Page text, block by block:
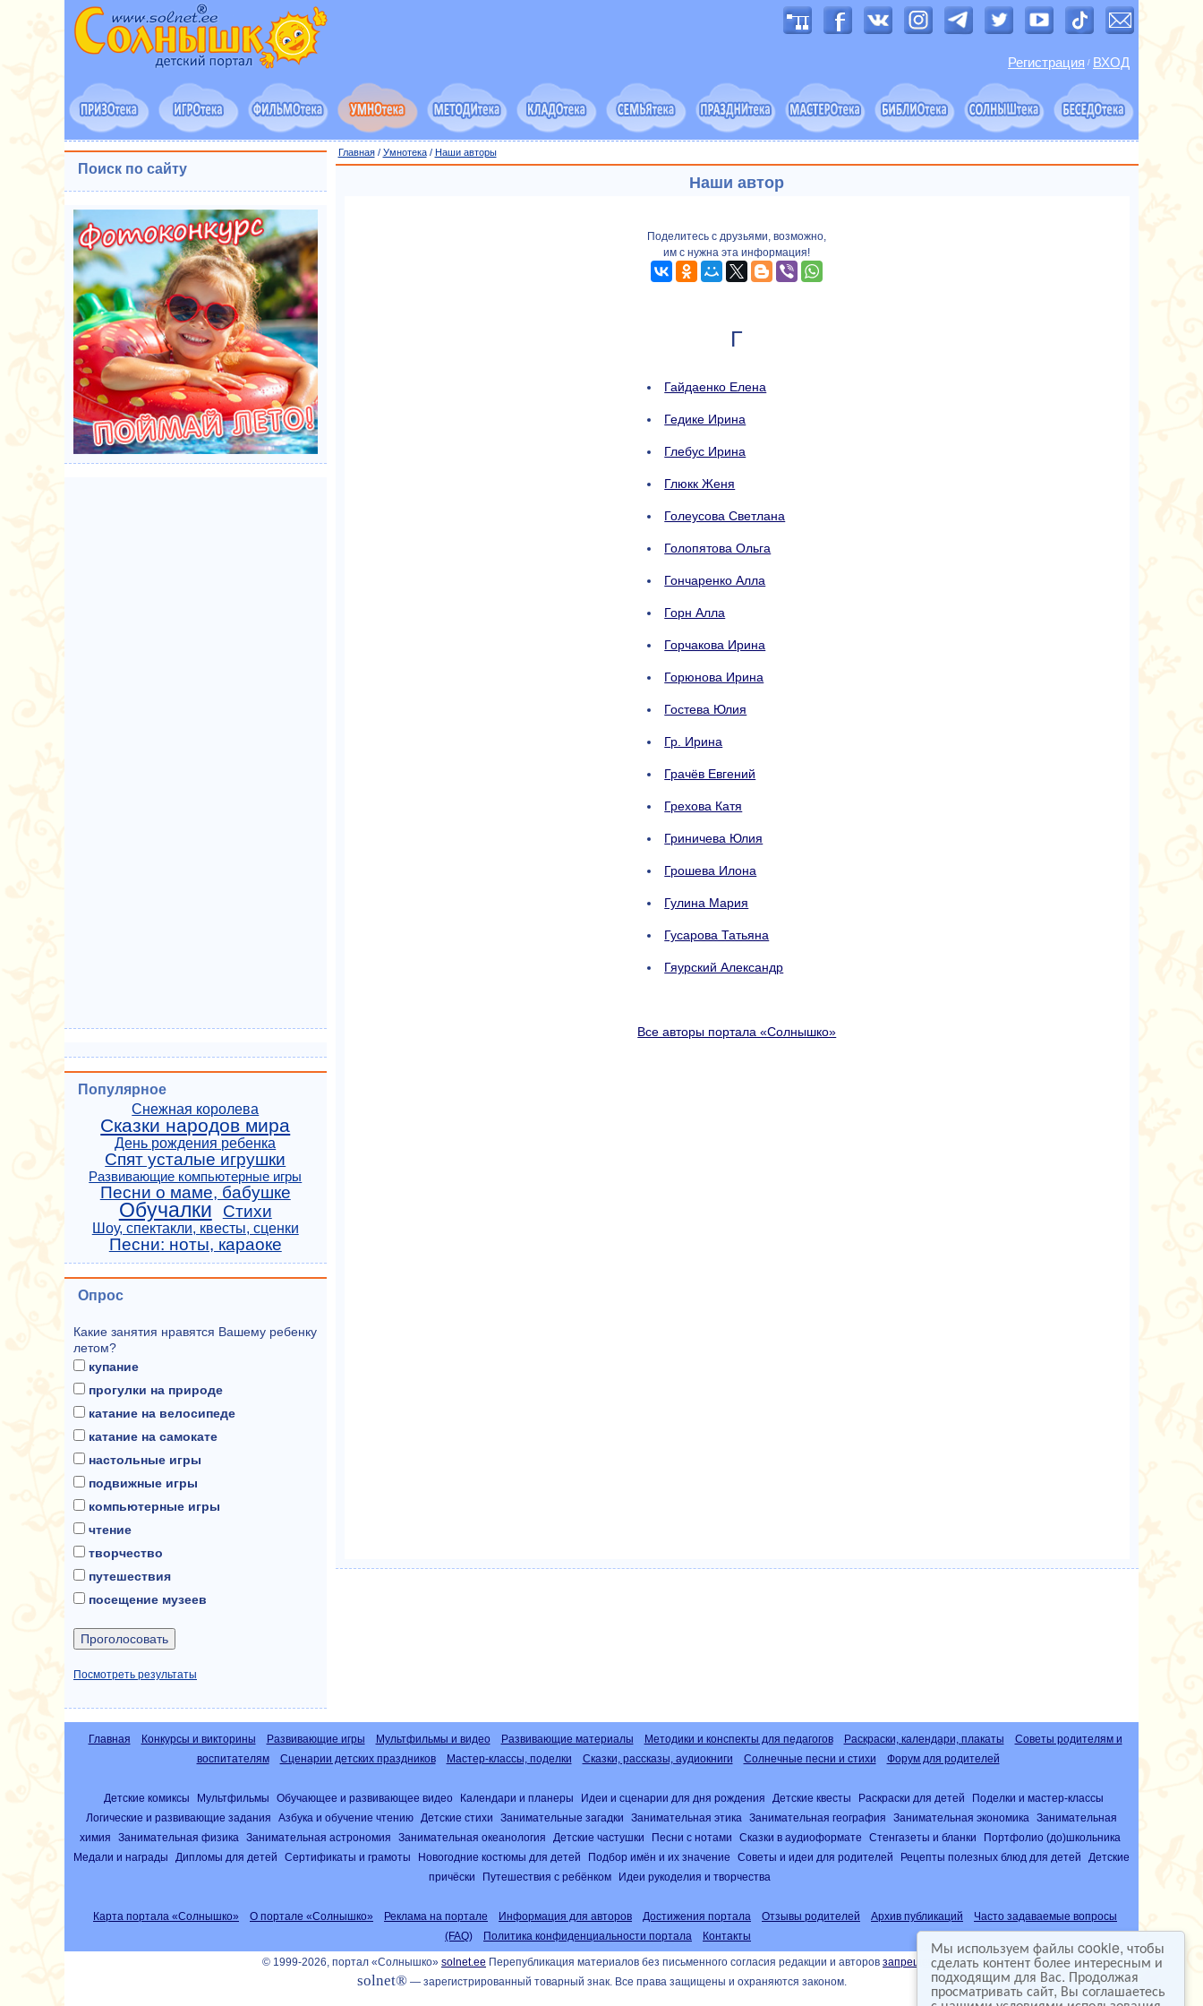
Мы используем файлы cookie, чтобы
сделать контент более интересным и
подходящим для Вас. Продолжая
просматривать сайт, Вы соглашаетесь
Регистрация / ВХОД
Главная/ Умнотека/ Наши авторы
Наши автор
Поделитесь с друзьями, возможно,
им с нужна эта информация!
Г
Гайдаенко Елена
Гедике Ирина
Глебус Ирина
Глюкк Женя
Голеусова Светлана
Голопятова Ольга
Гончаренко Алла
Горн Алла
Горчакова Ирина
Горюнова Ирина
Гостева Юлия
Гр. Ирина
Грачёв Евгений
Грехова Катя
Гриничева Юлия
Грошева Илона
Гулина Мария
Гусарова Татьяна
Гяурский Александр
Все авторы портала «Солнышко»
Поиск по сайту
Популярное
Снежная королева
Сказки народов мира
День рождения ребенка
Спят усталые игрушки
Развивающие компьютерные игры
Песни о маме, бабушке
Обучалки Стихи
Шоу, спектакли, квесты, сценки
Песни: ноты, караоке
Опрос
Какие занятия нравятся Вашему ребенку
летом?
купание
прогулки на природе
катание на велосипеде
катание на самокате
настольные игры
подвижные игры
компьютерные игры
чтение
творчество
путешествия
посещение музеев
Посмотреть результаты
Главная Конкурсы и викторины Развивающие игры Мультфильмы и видео Развивающие материалы Методики и конспекты для педагогов Раскраски, календари, плакаты
Советы родителям и
воспитателям
Сценарии детских праздников Мастер-классы, поделки Сказки, рассказы, аудиокниги Солнечные песни и стихи Форум для родителей
Детские комиксы Мультфильмы Обучающее и развивающее видео Календари и планеры Идеи и сценарии для дня рождения Детские квесты Раскраски для детей
Поделки и мастер-классы
Логические и развивающие задания
Азбука и обучение чтению Детские стихи Занимательные загадки Занимательная этика Занимательная география Занимательная экономика
Занимательная
химия
Занимательная физика Занимательная астрономия Занимательная океанология Детские частушки Песни с нотами Сказки в аудиоформате Стенгазеты и бланки
Портфолио (до)школьника
Медали и награды
Дипломы для детей Сертификаты и грамоты Новогодние костюмы для детей Подбор имён и их значение Советы и идеи для родителей Рецепты полезных блюд для детей
Детские
причёски
Путешествия с ребёнком Идеи рукоделия и творчества
Карта портала «Солнышко» О портале «Солнышко» Реклама на портале Информация для авторов Достижения портала Отзывы родителей Архив публикаций
Часто задаваемые вопросы
(FAQ)
Политика конфиденциальности портала Контакты
© 1999-2026, портал «Солнышко» solnet.ee Перепубликация материалов без письменного согласия редакции и авторов запрещена
solnet®— зарегистрированный товарный знак. Все права защищены и охраняются законом.